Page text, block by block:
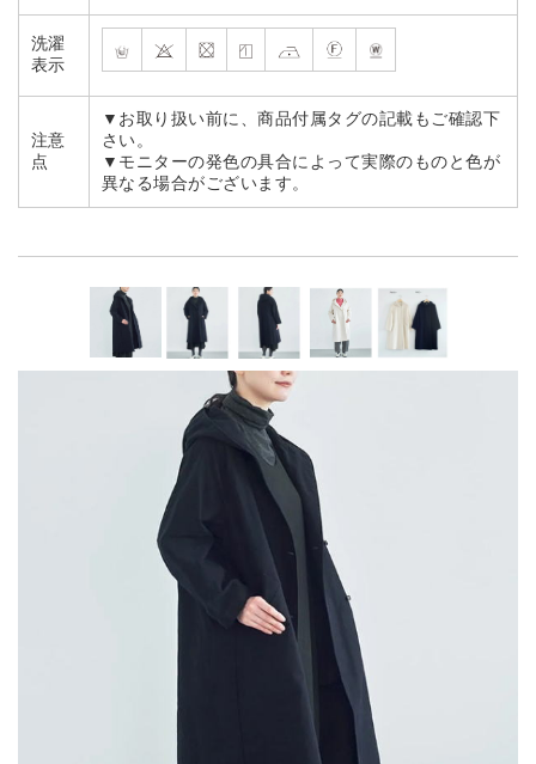
洗濯
表示
注意
点
▼お取り扱い前に、商品付属タグの記載もご確認下
さい。
▼モニターの発色の具合によって実際のものと色が
異なる場合がございます。